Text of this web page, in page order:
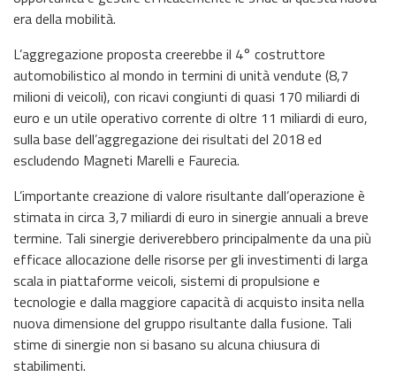
era della mobilità.
L’aggregazione proposta creerebbe il 4° costruttore
automobilistico al mondo in termini di unità vendute (8,7
milioni di veicoli), con ricavi congiunti di quasi 170 miliardi di
euro e un utile operativo corrente di oltre 11 miliardi di euro,
sulla base dell’aggregazione dei risultati del 2018 ed
escludendo Magneti Marelli e Faurecia.
L’importante creazione di valore risultante dall’operazione è
stimata in circa 3,7 miliardi di euro in sinergie annuali a breve
termine. Tali sinergie deriverebbero principalmente da una più
efficace allocazione delle risorse per gli investimenti di larga
scala in piattaforme veicoli, sistemi di propulsione e
tecnologie e dalla maggiore capacità di acquisto insita nella
nuova dimensione del gruppo risultante dalla fusione. Tali
stime di sinergie non si basano su alcuna chiusura di
stabilimenti.